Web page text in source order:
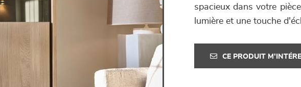
spacieux dans votre
lumière et une touche
CE PRODUIT